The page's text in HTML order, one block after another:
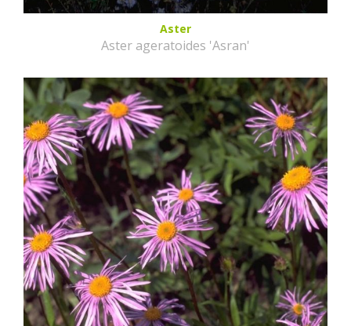
Aster
Aster ageratoides 'Asran'